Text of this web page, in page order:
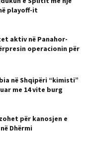
playoff-it
aktiv në Panahor-
operacionin për
në Shqipëri “kimisti”
me 14 vite burg
për kanosjen e
Dhërmi